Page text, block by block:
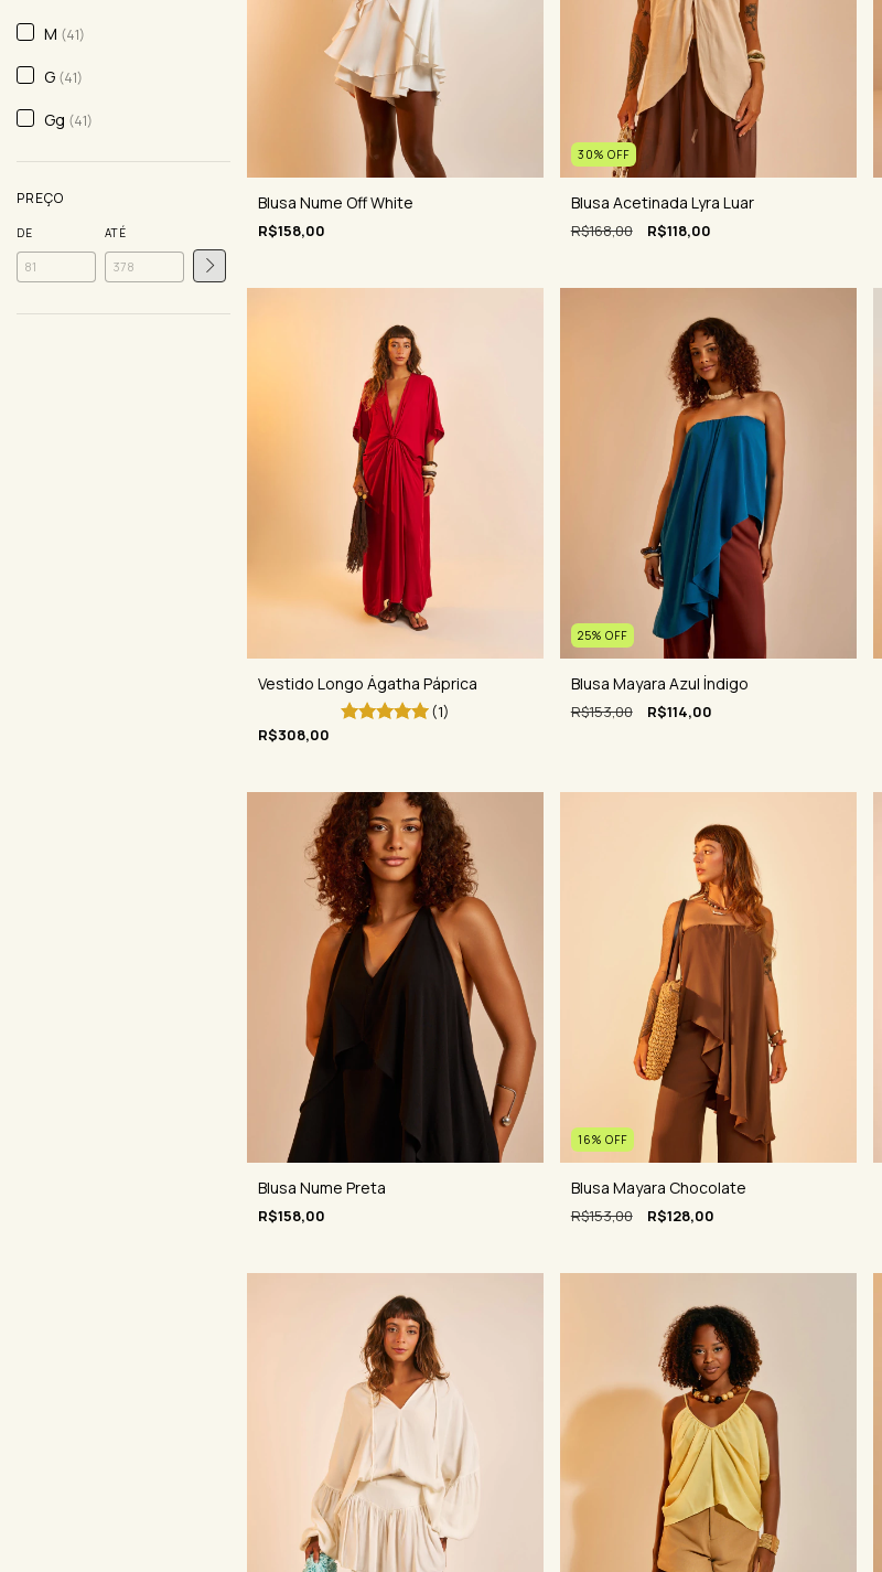
M (41)
G (41)
Gg (41)
PREÇO
DE ATÉ
Blusa Nume Off White
R$158,00
30% OFF
Blusa Acetinada Lyra Luar
R$168,00 R$118,00
Vestido Longo Ágatha Páprica
(1)
R$308,00
25% OFF
Blusa Mayara Azul Índigo
R$153,00 R$114,00
Blusa Nume Preta
R$158,00
16% OFF
Blusa Mayara Chocolate
R$153,00 R$128,00